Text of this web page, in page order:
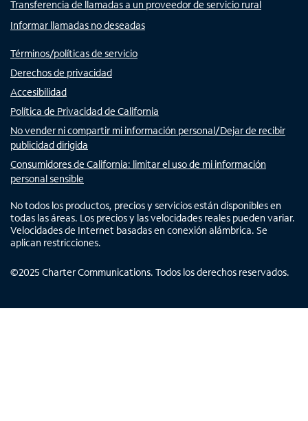
Transferencia de llamadas a un proveedor de servicio rural
Informar llamadas no deseadas
Términos/políticas de servicio
Derechos de privacidad
Accesibilidad
Política de Privacidad de California
No vender ni compartir mi información personal/Dejar de recibir
publicidad dirigida
Consumidores de California: limitar el uso de mi información
personal sensible
No todos los productos, precios y servicios están disponibles en
todas las áreas. Los precios y las velocidades reales pueden variar.
Velocidades de Internet basadas en conexión alámbrica. Se
aplican restricciones.
©2025 Charter Communications. Todos los derechos reservados.